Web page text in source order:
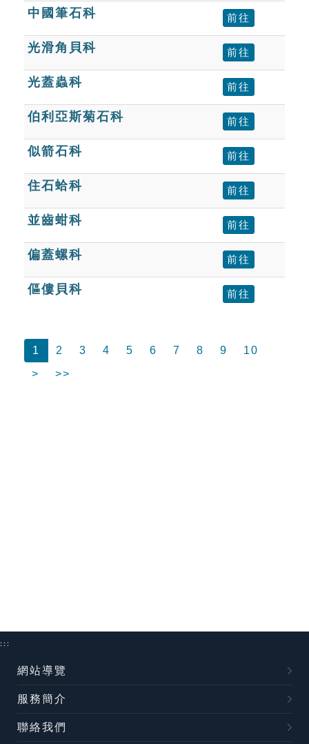
中國筆石科 前往
光滑角貝科 前往
光蓋蟲科 前往
伯利亞斯菊石科 前往
似箭石科 前往
住石蛤科 前往
並齒蚶科 前往
偏蓋螺科 前往
傴僂貝科 前往
1 2 3 4 5 6 7 8 9
10
>
>>
:::
網站導覽
服務簡介
聯絡我們